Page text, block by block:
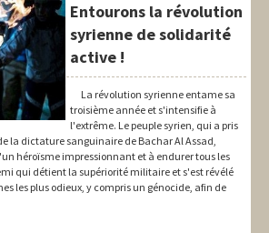
Entourons la révolution
syrienne de solidarité
active !
La révolution syrienne entame sa
troisième année et s'intensifie à
l'extrême. Le peuple syrien, qui a pris
la dictature sanguinaire de Bachar Al Assad,
héroïsme impressionnant et à endurer tous les
qui détient la supériorité militaire et s'est révélé
les plus odieux, y compris un génocide, afin de